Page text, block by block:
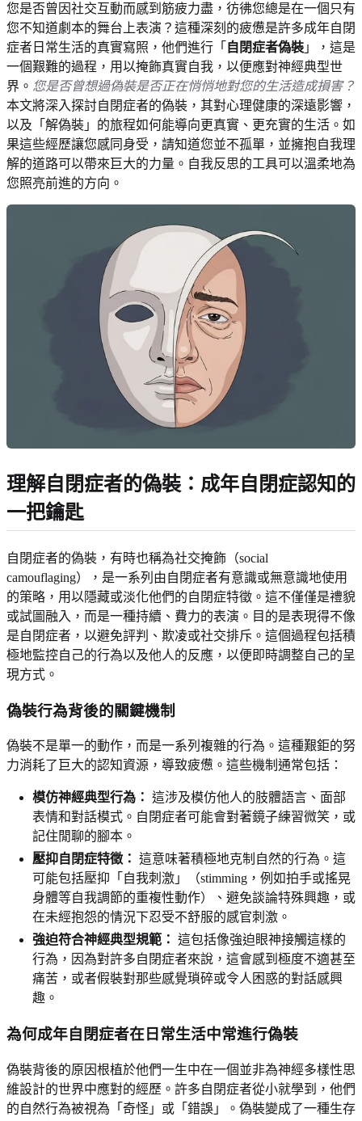
您是否曾因社交互動而感到筋疲力盡，彷彿您總是在一個只有
您不知道劇本的舞台上表演？這種深刻的疲憊是許多成年自閉
症者日常生活的真實寫照，他們進行「 自閉症者偽裝 」，這是
一個艱難的過程，用以掩飾真實自我，以便應對神經典型世
界。 您是否曾想過偽裝是否正在悄悄地對您的生活造成損害？
本文將深入探討自閉症者的偽裝，其對心理健康的深遠影響，
以及「解偽裝」的旅程如何能導向更真實、更充實的生活。如
果這些經歷讓您感同身受，請知道您並不孤單，並擁抱自我理
解的道路可以帶來巨大的力量。自我反思的工具可以溫柔地為
您照亮前進的方向。
理解自閉症者的偽裝：成年自閉症認知的
一把鑰匙
自閉症者的偽裝，有時也稱為社交掩飾（social
camouflaging），是一系列由自閉症者有意識或無意識地使用
的策略，用以隱藏或淡化他們的自閉症特徵。這不僅僅是禮貌
或試圖融入，而是一種持續、費力的表演。目的是表現得不像
是自閉症者，以避免評判、欺凌或社交排斥。這個過程包括積
極地監控自己的行為以及他人的反應，以便即時調整自己的呈
現方式。
偽裝行為背後的關鍵機制
偽裝不是單一的動作，而是一系列複雜的行為。這種艱鉅的努
力消耗了巨大的認知資源，導致疲憊。這些機制通常包括：
模仿神經典型行為： 這涉及模仿他人的肢體語言、面部
表情和對話模式。自閉症者可能會對著鏡子練習微笑，或
記住閒聊的腳本。
壓抑自閉症特徵： 這意味著積極地克制自然的行為。這
可能包括壓抑「自我刺激」（stimming，例如拍手或搖晃
身體等自我調節的重複性動作）、避免談論特殊興趣，或
在未經抱怨的情況下忍受不舒服的感官刺激。
強迫符合神經典型規範： 這包括像強迫眼神接觸這樣的
行為，因為對許多自閉症者來說，這會感到極度不適甚至
痛苦，或者假裝對那些感覺瑣碎或令人困惑的對話感興
趣。
為何成年自閉症者在日常生活中常進行偽裝
偽裝背後的原因根植於他們一生中在一個並非為神經多樣性思
維設計的世界中應對的經歷。許多自閉症者從小就學到，他們
的自然行為被視為「奇怪」或「錯誤」。偽裝變成了一種生存